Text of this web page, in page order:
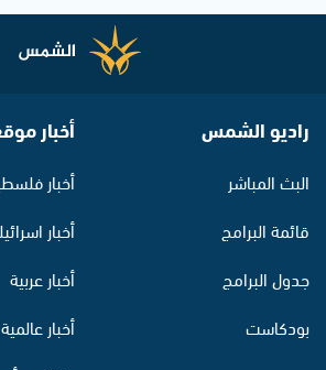
راديو الشمس
البث المباشر
قائمة البرامج
جدول البرامج
بودكاست
أخبار
أخبار
أخبار
أخبار عربية
أخبار عالمية